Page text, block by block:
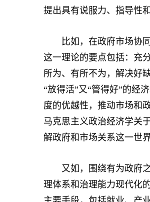
提出具有说服力、指导性
比如，在政府市场协同
这一理论的要点包括：充
所为、有所不为，解决好
“放得活”又“管得好”的经
度的优越性，推动市场和
马克思主义政治经济学关
解政府和市场关系这一世
又如，围绕有为政府之
理体系和治理能力现代化